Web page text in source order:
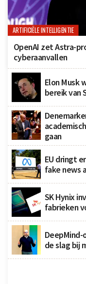
ARTIFICIËLE INTELLIGENTIE
OpenAI zet Astra-
cyberaanvallen
Elon Musk
bereik van
gaan
EU dringt
fake news
SK Hynix
fabrieken
DeepMind-
de slag bij